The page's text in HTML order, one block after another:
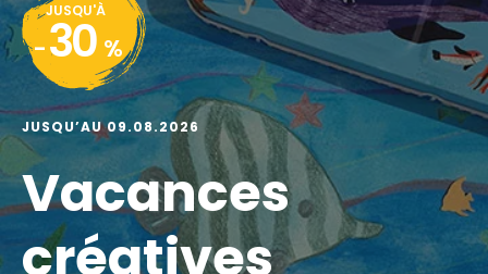
JUSQU'À
- 30 %
JUSQU’AU 09.08.2026
Vacances
créatives